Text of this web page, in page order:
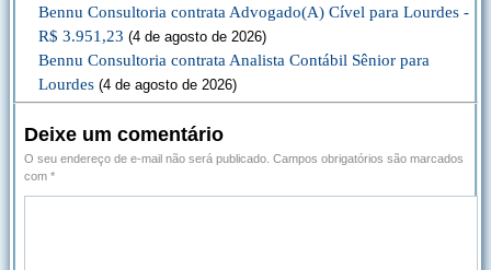
Bennu Consultoria contrata Advogado(A) Cível para Lourdes -
R$ 3.951,23 (4 de agosto de 2026)
Bennu Consultoria contrata Analista Contábil Sênior para
Lourdes (4 de agosto de 2026)
Deixe um comentário
O seu endereço de e-mail não será publicado. Campos obrigatórios são marcados
com *